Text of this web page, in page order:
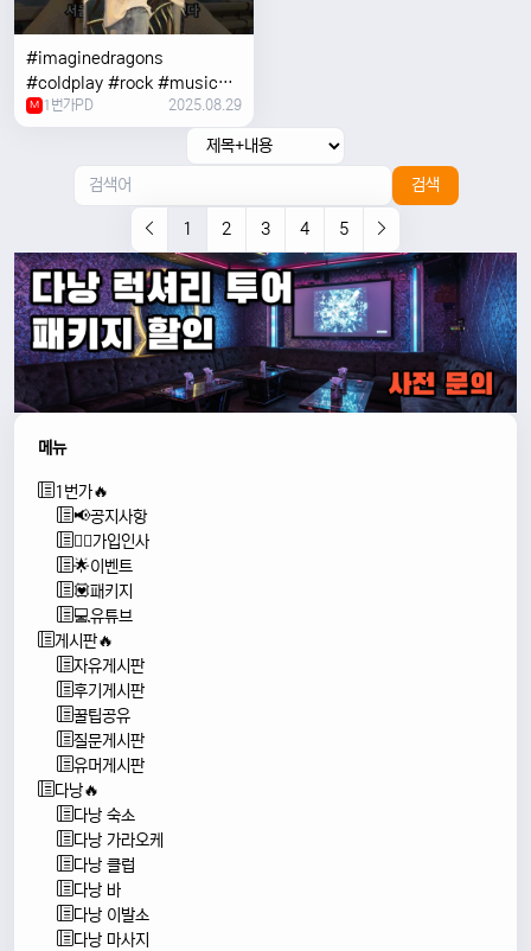
#imaginedragons
#coldplay #rock #music
#concert
M 1번가PD 2025.08.29
검색
1 2 3 4 5
메뉴
1번가🔥
📢공지사항
🙇‍♂️가입인사
🌟이벤트
💟패키지
💻유튜브
게시판🔥
자유게시판
후기게시판
꿀팁공유
질문게시판
유머게시판
다낭🔥
다낭 숙소
다낭 가라오케
다낭 클럽
다낭 바
다낭 이발소
다낭 마사지